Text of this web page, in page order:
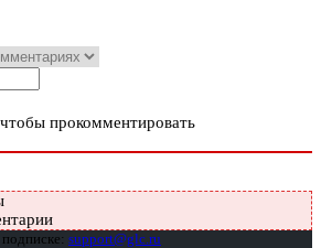
прокомментировать
support@glc.ru